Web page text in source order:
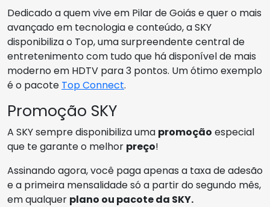
Dedicado a quem vive em Pilar de Goiás e quer o mais
avançado em tecnologia e conteúdo, a SKY
disponibiliza o Top, uma surpreendente central de
entretenimento com tudo que há disponível de mais
moderno em HDTV para 3 pontos. Um ótimo exemplo
é o pacote Top Connect.
Promoção SKY
A SKY sempre disponibiliza uma promoção especial
que te garante o melhor preço!
Assinando agora, você paga apenas a taxa de adesão
e a primeira mensalidade só a partir do segundo mês,
em qualquer plano ou pacote da SKY.